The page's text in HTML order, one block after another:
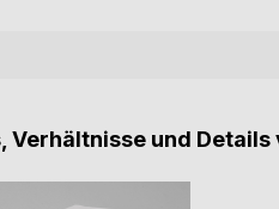
Verhältnisse und